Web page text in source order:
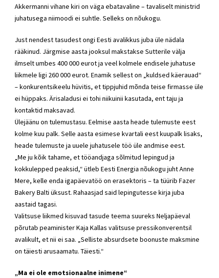
Akkermanni vihane kiri on väga ebatavaline – tavaliselt ministrid
juhatusega niimoodi ei suhtle. Selleks on nõukogu.
Just nendest tasudest ongi Eesti avalikkus juba üle nädala
rääkinud. Järgmise aasta jooksul makstakse Sutterile välja
ilmselt umbes 400 000 eurot ja veel kolmele endisele juhatuse
liikmele ligi 260 000 eurot. Enamik sellest on „kuldsed käerauad“
– konkurentsikeelu hüvitis, et tippjuhid mõnda teise firmasse üle
ei hüppaks. Ärisaladusi ei tohi niikuinii kasutada, ent taju ja
kontaktid maksavad.
Ülejäänu on tulemustasu. Eelmise aasta heade tulemuste eest
kolme kuu palk. Selle aasta esimese kvartali eest kuupalk lisaks,
heade tulemuste ja uuele juhatusele töö üle andmise eest.
„Me ju kõik tahame, et tööandjaga sõlmitud lepingud ja
kokkulepped peaksid,“ ütleb Eesti Energia nõukogu juht Anne
Mere, kelle enda igapäevatöö on erasektoris – ta tüürib Fazer
Bakery Balti üksust. Rahaasjad said lepingutesse kirja juba
aastaid tagasi.
Valitsuse liikmed kisuvad tasude teema suureks Neljapäeval
põrutab peaministerKaja Kallas valitsuse pressikonverentsil
avalikult, et nii ei saa. „Selliste absurdsete boonuste maksmine
on täiesti arusaamatu. Täiesti.“
„Ma ei ole emotsionaalne inimene“